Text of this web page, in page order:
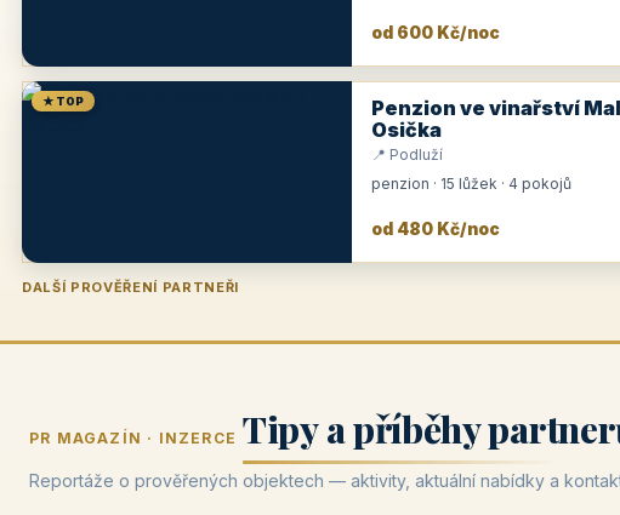
od 600 Kč/noc
★ TOP
Penzion ve vinařství
Osička
📍 Podluží
penzion · 15 lůžek · 4 pokojů
od 480 Kč/noc
DALŠÍ PROVĚŘENÍ PARTNEŘI
Penzion U Zámku Pension Faber
PR MAGAZÍN · INZERCE Tipy a příběhy
Reportáže o prověřených objektech — aktivity, aktuální nabídky a